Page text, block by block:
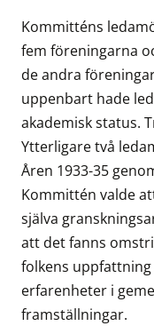
Kommitténs
fem föreningarna
de andra
uppenbart hade
akademisk status.
Ytterligare två
Åren 1933-35
Kommittén valde
själva
att det fanns
folkens
erfarenheter i
framställningar.